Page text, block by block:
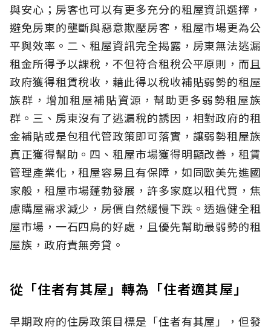
與安心；房客也可以有更多充分的租屋資訊選擇，
避免房東的壟斷與惡意欺壓房客，租屋市場更為公
平與效率。二、租屋資訊完全揭露，房東無法逃漏
租金所得予以課稅，不但符合租稅公平原則，而且
政府獲得租賃稅收，藉此得以稅收補貼弱勢的租屋
族群，增加租屋補貼資源，幫助更多弱勢租屋族
群。三、房東沒有了逃漏稅的誘因，相對政府的租
金補貼或是包租代管政策即可落實，讓弱勢租屋族
真正獲得幫助。四、租屋市場獲得明顯改善，租賃
管理產業化，租屋容易且有保障，如同歐美先進國
家般，租屋市場蓬勃發展，許多家庭以租代買，焦
慮購屋需求減少，房價自然緩慢下跌。透過健全租
屋市場，一石四鳥的好處，且優先幫助最弱勢的租
屋族，政府責無旁貸。
從「住者有其屋」轉為「住者適其屋」
早期政府的住房政策目標是「住者有其屋」，但發